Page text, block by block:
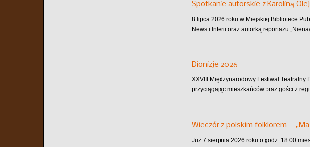
Spotkanie autorskie z Karoliną
8 lipca 2026 roku w Miejskiej Bibliotece
News i Interii oraz autorką reportażu
Dionizje 2026
XXVIII Międzynarodowy Festiwal Teatralny
przyciągając mieszkańców oraz gości z
Wieczór z polskim folklorem –
Już 7 sierpnia 2026 roku o godz. 18:00